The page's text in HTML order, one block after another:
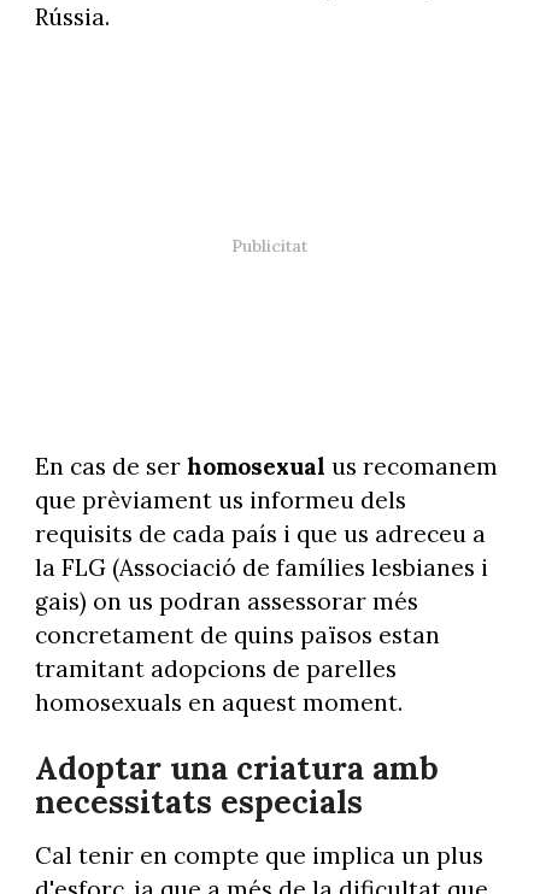
Rússia.
En cas de ser homosexual us recomanem
que prèviament us informeu dels
requisits de cada país i que us adreceu a
la FLG (Associació de famílies lesbianes i
gais) on us podran assessorar més
concretament de quins països estan
tramitant adopcions de parelles
homosexuals en aquest moment.
Adoptar una criatura amb
necessitats especials
Cal tenir en compte que implica un plus